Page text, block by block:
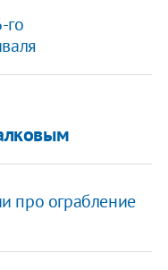
го
про ограбление